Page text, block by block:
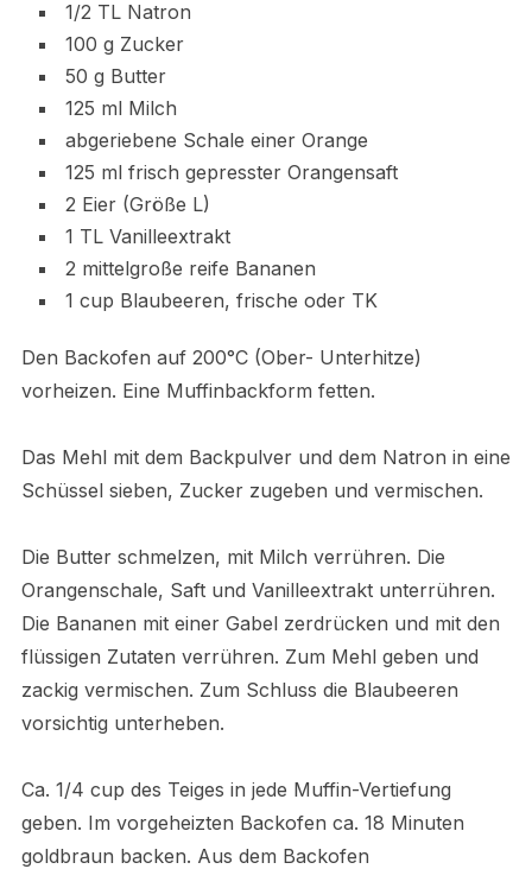
1/2 TL Natron
100 g Zucker
50 g Butter
125 ml Milch
abgeriebene Schale einer Orange
125 ml frisch gepresster Orangensaft
2 Eier (Größe L)
1 TL Vanilleextrakt
2 mittelgroße reife Bananen
1 cup Blaubeeren, frische oder TK
Den Backofen auf 200°C (Ober- Unterhitze)
vorheizen. Eine Muffinbackform fetten.
Das Mehl mit dem Backpulver und dem Natron in eine
Schüssel sieben, Zucker zugeben und vermischen.
Die Butter schmelzen, mit Milch verrühren. Die
Orangenschale, Saft und Vanilleextrakt unterrühren.
Die Bananen mit einer Gabel zerdrücken und mit den
flüssigen Zutaten verrühren. Zum Mehl geben und
zackig vermischen. Zum Schluss die Blaubeeren
vorsichtig unterheben.
Ca. 1/4 cup des Teiges in jede Muffin-Vertiefung
geben. Im vorgeheizten Backofen ca. 18 Minuten
goldbraun backen. Aus dem Backofen